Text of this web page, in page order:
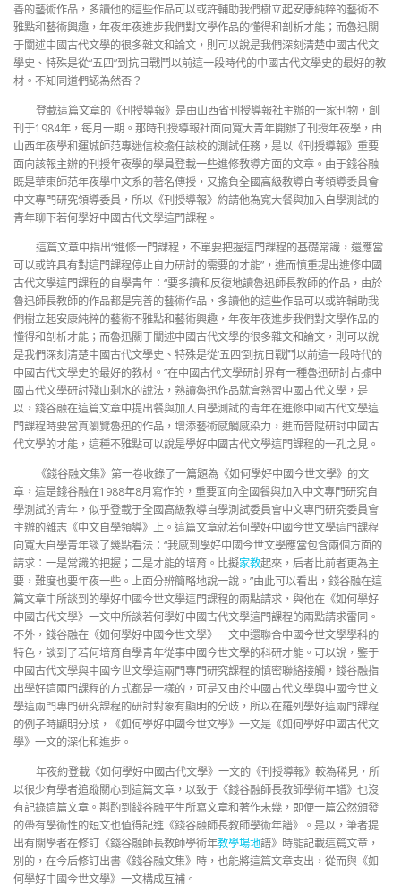
善的藝術作品，多讀他的這些作品可以或許輔助我們樹立起安康純粹的藝術不
雅點和藝術興趣，年夜年夜進步我們對文學作品的懂得和剖析才能；而魯迅關
于闡述中國古代文學的很多雜文和論文，則可以說是我們深刻清楚中國古代文
學史、特殊是從“五四”到抗日戰鬥以前這一段時代的中國古代文學史的最好的教
材。不知同道們認為然否？
登載這篇文章的《刊授導報》是由山西省刊授導報社主辦的一家刊物，創
刊于1984年，每月一期。那時刊授導報社面向寬大青年開辦了刊授年夜學，由
山西年夜學和運城師范專迷信校擔任該校的測試任務，是以《刊授導報》重要
面向該報主辦的刊授年夜學的學員登載一些進修教導方面的文章。由于錢谷融
既是華東師范年夜學中文系的著名傳授，又擔負全國高級教導自考領導委員會
中文專門研究領導委員，所以《刊授導報》約請他為寬大餐與加入自學測試的
青年聊下若何學好中國古代文學這門課程。
這篇文章中指出“進修一門課程，不單要把握這門課程的基礎常識，還應當
可以或許具有對這門課程停止自力研討的需要的才能”，進而慎重提出進修中國
古代文學這門課程的自學青年：“要多讀和反復地讀魯迅師長教師的作品，由於
魯迅師長教師的作品都是完善的藝術作品，多讀他的這些作品可以或許輔助我
們樹立起安康純粹的藝術不雅點和藝術興趣，年夜年夜進步我們對文學作品的
懂得和剖析才能；而魯迅關于闡述中國古代文學的很多雜文和論文，則可以說
是我們深刻清楚中國古代文學史、特殊是從’五四’到抗日戰鬥以前這一段時代的
中國古代文學史的最好的教材。”在中國古代文學研討界有一種魯迅研討占據中
國古代文學研討殘山剩水的說法，熟讀魯迅作品就會熟習中國古代文學，是
以，錢谷融在這篇文章中提出餐與加入自學測試的青年在進修中國古代文學這
門課程時要當真瀏覽魯迅的作品，增添藝術感觸感染力，進而晉陞研討中國古
代文學的才能，這種不雅點可以說是學好中國古代文學這門課程的一孔之見。
《錢谷融文集》第一卷收錄了一篇題為《如何學好中國今世文學》的文
章，這是錢谷融在1988年8月寫作的，重要面向全國餐與加入中文專門研究自
學測試的青年，似乎登載于全國高級教導自學測試委員會中文專門研究委員會
主辦的雜志《中文自學領導》上。這篇文章就若何學好中國今世文學這門課程
向寬大自學青年談了幾點看法：“我感到學好中國今世文學應當包含兩個方面的
請求：一是常識的把握；二是才能的培育。比擬家教起來，后者比前者更為主
要，難度也要年夜一些。上面分辨簡略地說一說。”由此可以看出，錢谷融在這
篇文章中所談到的學好中國今世文學這門課程的兩點請求，與他在《如何學好
中國古代文學》一文中所談若何學好中國古代文學這門課程的兩點請求雷同。
不外，錢谷融在《如何學好中國今世文學》一文中還聯合中國今世文學學科的
特色，談到了若何培育自學青年從事中國今世文學的科研才能。可以說，鑒于
中國古代文學與中國今世文學這兩門專門研究課程的慎密聯絡接觸，錢谷融指
出學好這兩門課程的方式都是一樣的，可是又由於中國古代文學與中國今世文
學這兩門專門研究課程的研討對象有顯明的分歧，所以在羅列學好這兩門課程
的例子時顯明分歧，《如何學好中國今世文學》一文是《如何學好中國古代文
學》一文的深化和進步。
年夜約登載《如何學好中國古代文學》一文的《刊授導報》較為稀見，所
以很少有學者追蹤關心到這篇文章，以致于《錢谷融師長教師學術年譜》也沒
有記錄這篇文章。斟酌到錢谷融平生所寫文章和著作未幾，即便一篇公然頒發
的帶有學術性的短文也值得記進《錢谷融師長教師學術年譜》。是以，筆者提
出有關學者在修訂《錢谷融師長教師學術年教學場地譜》時能記載這篇文章，
別的，在今后修訂出書《錢谷融文集》時，也能將這篇文章支出，從而與《如
何學好中國今世文學》一文構成互補。